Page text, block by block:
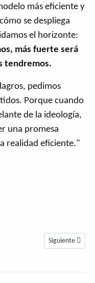
más eficiente y
se despliega
el horizonte:
más fuerte será
tendremos.
pedimos
Porque cuando
de la ideología,
una promesa
realidad eficiente."
y acuerdos de interés
Artículo
Siguiente